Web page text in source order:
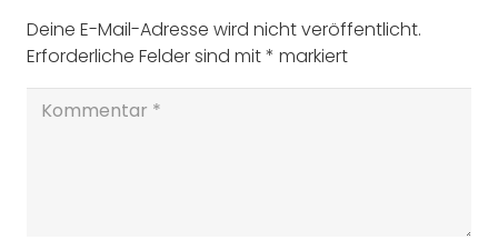
Deine E-Mail-Adresse wird nicht veröffentlicht.
Erforderliche Felder sind mit* markiert